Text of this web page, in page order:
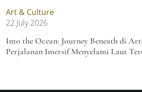
Art & Culture
22 July 2026
Into the Ocean: Journey Beneath di
Perjalanan Imersif Menyelami Laut